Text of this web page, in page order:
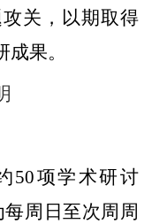
关，以期取得
果。
50项学术研讨
周日至次周周